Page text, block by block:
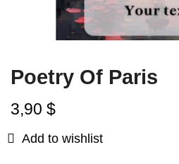
Poetry Of Paris
3,90 $
Add to wishlist